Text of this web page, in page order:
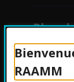
RAAMM
Plan